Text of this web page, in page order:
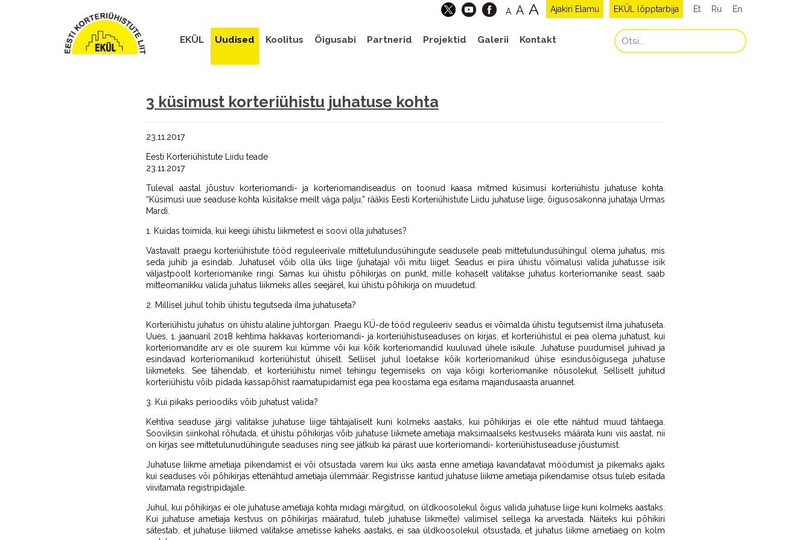
Et Ru En
EKÜL lõpptarbija
Ajakiri Elamu
A A A
EKÜL Uudised Koolitus Õigusabi Partnerid Projektid Galerii Kontakt
3 küsimust korteriühistu juhatuse kohta
23.11.2017
Eesti Korteriühistute Liidu teade
23.11.2017
Tuleval aastal jõustuv korteriomandi- ja korteriomandiseadus on toonud kaasa mitmed küsimusi korteriühistu juhatuse kohta.
“Küsimusi uue seaduse kohta küsitakse meilt väga palju,” rääkis Eesti Korteriühistute Liidu juhatuse liige, õigusosakonna juhataja Urmas
Mardi.
1. Kuidas toimida, kui keegi ühistu liikmetest ei soovi olla juhatuses?
Vastavalt praegu korteriühistute tööd reguleerivale mittetulundusühingute seadusele peab mittetulundusühingul olema juhatus, mis
seda juhib ja esindab. Juhatusel võib olla üks liige (juhataja) või mitu liiget. Seadus ei piira ühistu võimalusi valida juhatusse isik
väljastpoolt korteriomanike ringi. Samas kui ühistu põhikirjas on punkt, mille kohaselt valitakse juhatus korteriomanike seast, saab
mitteomanikku valida juhatus liikmeks alles seejärel, kui ühistu põhikirja on muudetud.
2. Millisel juhul tohib ühistu tegutseda ilma juhatuseta?
Korteriühistu juhatus on ühistu alaline juhtorgan. Praegu KÜ-de tööd reguleeriv seadus ei võimalda ühistu tegutsemist ilma juhatuseta.
Uues, 1. jaanuaril 2018 kehtima hakkavas korteriomandi- ja korteriühistuseaduses on kirjas, et korteriühistul ei pea olema juhatust, kui
korteriomandite arv ei ole suurem kui kümme või kui kõik korteriomandid kuuluvad ühele isikule. Juhatuse puudumisel juhivad ja
esindavad korteriomanikud korteriühistut ühiselt. Sellisel juhul loetakse kõik korteriomanikud ühise esindusõigusega juhatuse
liikmeteks. See tähendab, et korteriühistu nimel tehingu tegemiseks on vaja kõigi korteriomanike nõusolekut. Selliselt juhitud
korteriühistu võib pidada kassapõhist raamatupidamist ega pea koostama ega esitama majandusaasta aruannet.
3. Kui pikaks perioodiks võib juhatust valida?
Kehtiva seaduse järgi valitakse juhatuse liige tähtajaliselt kuni kolmeks aastaks, kui põhikirjas ei ole ette nähtud muud tähtaega.
Sooviksin siinkohal rõhutada, et ühistu põhikirjas võib juhatuse liikmete ametiaja maksimaalseks kestvuseks määrata kuni viis aastat, nii
on kirjas see mittetulunudühingute seaduses ning see jätkub ka pärast uue korteriomandi- korteriühistuseaduse jõustumist.
Juhatuse liikme ametiaja pikendamist ei või otsustada varem kui üks aasta enne ametiaja kavandatavat möödumist ja pikemaks ajaks
kui seaduses või põhikirjas ettenähtud ametiaja ülemmäär. Registrisse kantud juhatuse liikme ametiaja pikendamise otsus tuleb esitada
viivitamata registripidajale.
Juhul, kui põhikirjas ei ole juhatuse ametiaja kohta midagi märgitud, on üldkoosolekul õigus valida juhatuse liige kuni kolmeks aastaks.
Kui juhatuse ametiaja kestvus on põhikirjas määratud, tuleb juhatuse liikme(te) valimisel sellega ka arvestada. Näiteks kui põhikiri
sätestab, et juhatuse liikmed valitakse ametisse kaheks aastaks, ei saa üldkoosolekul otsustada, et juhatus liikme ametiaeg on kolm